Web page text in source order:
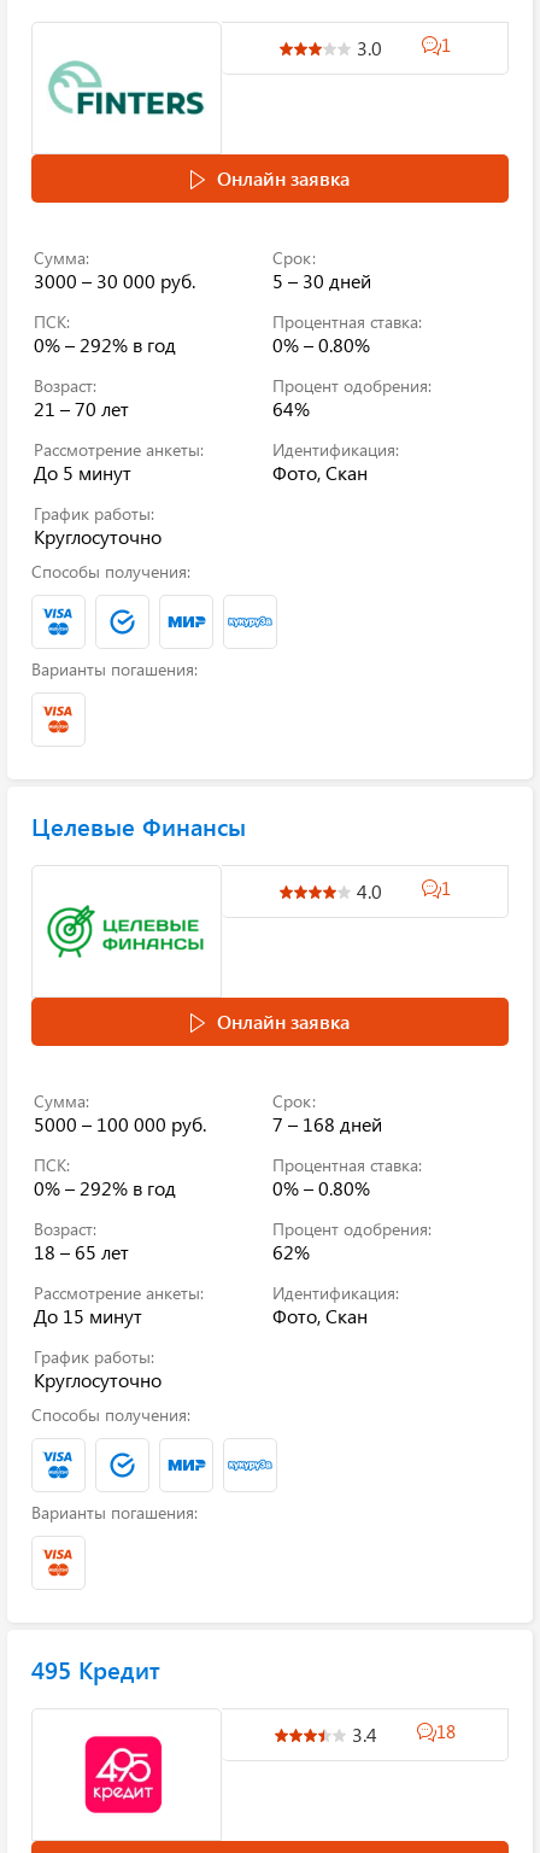
3.0 1
Онлайн заявка
Сумма:
3000 – 30 000 руб.
Срок:
5 – 30 дней
ПСК:
0% – 292% в год
Процентная ставка:
0% – 0.80%
Возраст:
21 – 70 лет
Процент одобрения:
64%
Рассмотрение анкеты:
До 5 минут
Идентификация:
Фото, Скан
График работы:
Круглосуточно
Способы получения:
Варианты погашения:
Целевые Финансы
4.0 1
Онлайн заявка
Сумма:
5000 – 100 000 руб.
Срок:
7 – 168 дней
ПСК:
0% – 292% в год
Процентная ставка:
0% – 0.80%
Возраст:
18 – 65 лет
Процент одобрения:
62%
Рассмотрение анкеты:
До 15 минут
Идентификация:
Фото, Скан
График работы:
Круглосуточно
Способы получения:
Варианты погашения:
495 Кредит
3.4 18